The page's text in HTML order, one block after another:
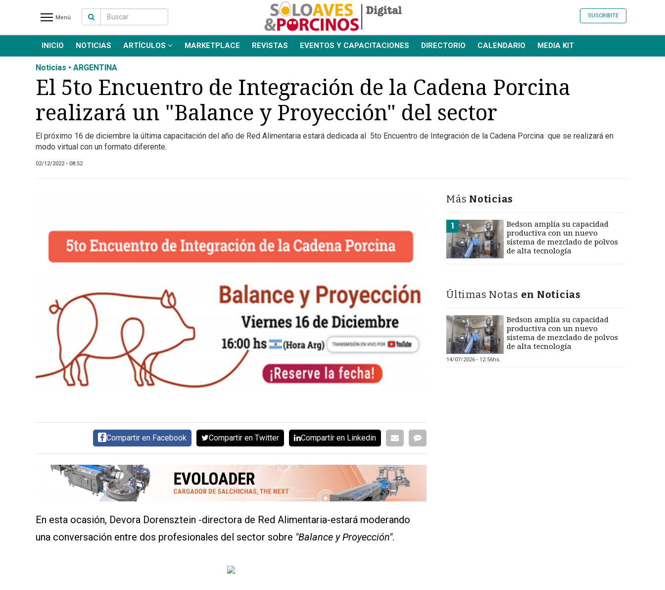
NOTICIAS RECIENTES
NOTICIAS
ARTÍCULOS
PRODUCCIÓN
PRODUCTO
MARKETPLACE
MEDIA KIT
CONTÁCTENOS
Menú SUSCRIBITE
INICIO NOTICIAS ARTÍCULOS MARKETPLACE REVISTAS EVENTOS Y CAPACITACIONES DIRECTORIO CALENDARIO MEDIA KIT
Noticias • ARGENTINA
El 5to Encuentro de Integración de la Cadena Porcina
realizará un "Balance y Proyección" del sector
El próximo 16 de diciembre la última capacitación del año de Red Alimentaria estará dedicada al 5to Encuentro de Integración de la Cadena Porcina que se realizará en
modo virtual con un formato diferente.
02/12/2022 • 08:52
Compartir en Facebook Compartir en Twitter Compartír en Linkedin
En esta ocasión, Devora Dorensztein -directora de Red Alimentaria-estará moderando
una conversación entre dos profesionales del sector sobre "Balance y Proyección".
Más Noticias
1
Bedson amplía su capacidad
productiva con un nuevo
sistema de mezclado de polvos
de alta tecnología
Últimas Notas en Noticias
Bedson amplía su capacidad
productiva con un nuevo
sistema de mezclado de polvos
de alta tecnología
14/07/2026 - 12:56hs.